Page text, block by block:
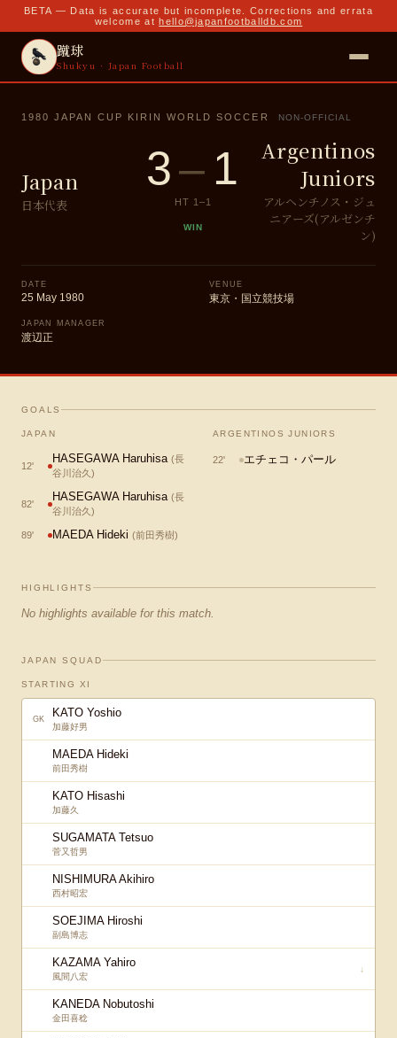
BETA — Data is accurate but incomplete. Corrections and errata
welcome at hello@japanfootballdb.com
蹴球
Shukyu · Japan Football
1980 JAPAN CUP KIRIN WORLD SOCCER NON-OFFICIAL
Japan
日本代表
3– 1
HT 1 –1
WIN
Argentinos
Juniors
アルヘンチノス・ジュ
ニアーズ(アルゼンチ
ン)
DATE
25 May 1980
VENUE
東京・国立競技場
JAPAN MANAGER
渡辺正
GOALS
JAPAN
12'
HASEGAWA Haruhisa (長
谷川治久 )
82'
HASEGAWA Haruhisa (長
谷川治久 )
89' MAEDA Hideki (前田秀樹)
ARGENTINOS JUNIORS
22' エチェコ・パール
HIGHLIGHTS
No highlights available for this match.
JAPAN SQUAD
STARTING XI
GK KATO Yoshio
加藤好男
MAEDA Hideki
前田秀樹
KATO Hisashi
加藤久
SUGAMATA Tetsuo
菅又哲男
NISHIMURA Akihiro
西村昭宏
SOEJIMA Hiroshi
副島博志
KAZAMA Yahiro
風間八宏
↓
KANEDA Nobutoshi
金田喜稔